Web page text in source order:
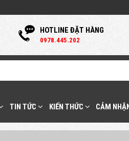
HOTLINE ĐẶT HÀNG
0978.445.202
TIN TỨC KIẾN THỨC CẢM